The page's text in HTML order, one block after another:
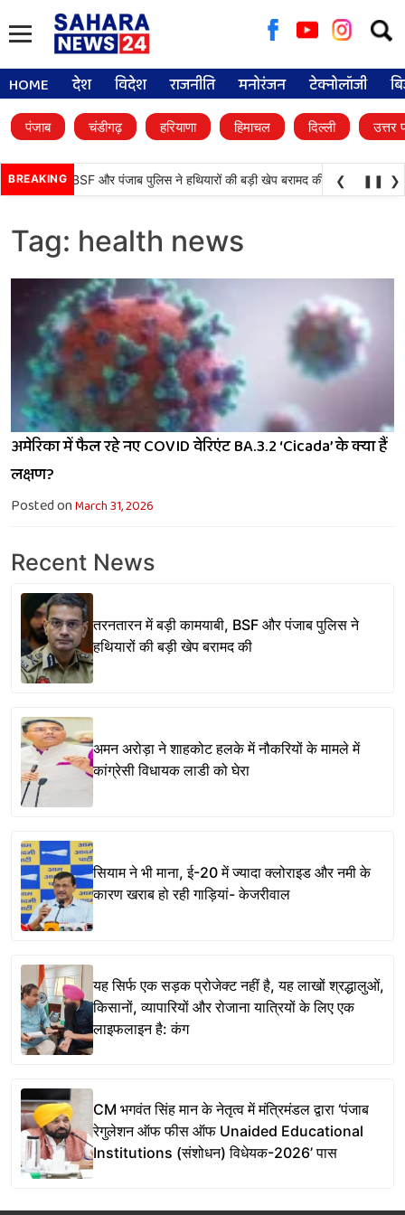
for:
HOME देश विदेश राजनीति मनोरंजन टेक्नोलॉजी
पंजाब चंडीगढ़ हरियाणा हिमाचल दिल्ली उत्तर
BREAKING
कामयाबी, BSF और पंजाब पुलिस ने हथियारों की बड़ी खेप बरामद की अमन अरोड़ा ने
❮ ❚❚ ❯
Tag: health news
अमेरिका में फैल रहे नए COVID वेरिएंट BA.3.2 ‘Cicada’ के क्या हैं
लक्षण?
Posted onMarch 31, 2026
Recent News
तरनतारन में बड़ी कामयाबी, BSF और पंजाब पुलिस ने
हथियारों की बड़ी खेप बरामद की
अमन अरोड़ा ने शाहकोट हलके में नौकरियों के मामले में
कांग्रेसी विधायक लाडी को घेरा
सियाम ने भी माना, ई-20 में ज्यादा क्लोराइड और नमी के
कारण खराब हो रही गाड़ियां- केजरीवाल
यह सिर्फ एक सड़क प्रोजेक्ट नहीं है, यह लाखों श्रद्धालुओं,
किसानों, व्यापारियों और रोजाना यात्रियों के लिए एक
लाइफलाइन है: कंग
CM भगवंत सिंह मान के नेतृत्व में मंत्रिमंडल द्वारा ‘पंजाब
रेगुलेशन ऑफ फीस ऑफ Unaided Educational
Institutions (संशोधन) विधेयक-2026’ पास